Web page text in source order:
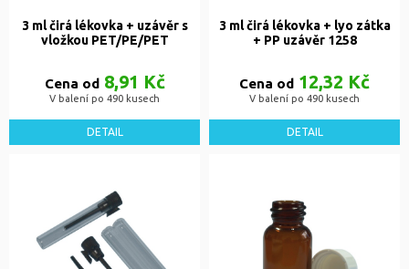
3 ml čirá lékovka + uzávěr s
vložkou PET/PE/PET
Cena od8,91 Kč
V balení po 490 kusech
DETAIL
3 ml čirá lékovka + lyo zátka
+ PP uzávěr 1258
Cena od 12,32 Kč
V balení po 490 kusech
DETAIL